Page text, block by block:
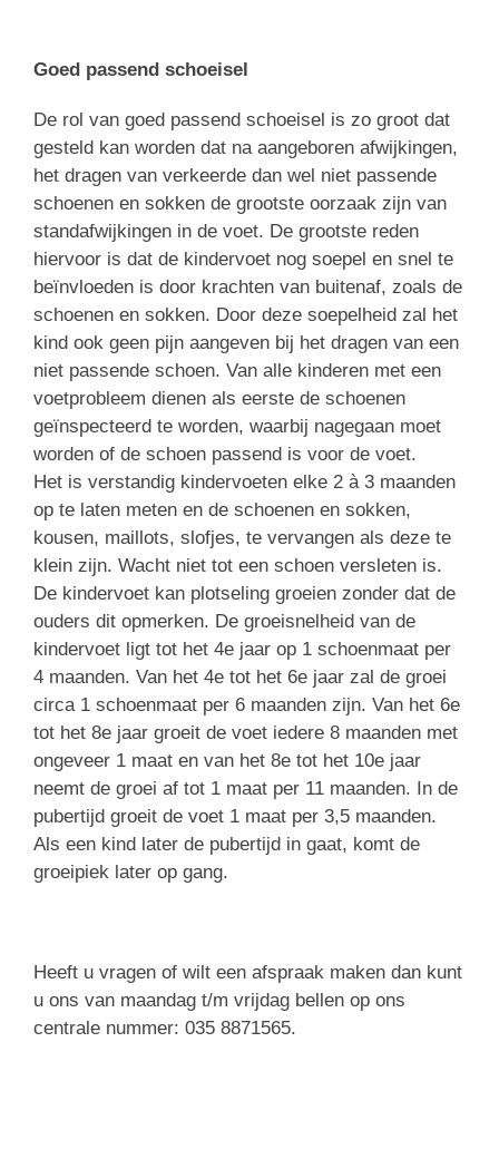
Goed passend schoeisel
De rol van goed passend schoeisel is zo groot dat
gesteld kan worden dat na aangeboren afwijkingen,
het dragen van verkeerde dan wel niet passende
schoenen en sokken de grootste oorzaak zijn van
standafwijkingen in de voet. De grootste reden
hiervoor is dat de kindervoet nog soepel en snel te
beïnvloeden is door krachten van buitenaf, zoals de
schoenen en sokken. Door deze soepelheid zal het
kind ook geen pijn aangeven bij het dragen van een
niet passende schoen. Van alle kinderen met een
voetprobleem dienen als eerste de schoenen
geïnspecteerd te worden, waarbij nagegaan moet
worden of de schoen passend is voor de voet.
Het is verstandig kindervoeten elke 2 à 3 maanden
op te laten meten en de schoenen en sokken,
kousen, maillots, slofjes, te vervangen als deze te
klein zijn. Wacht niet tot een schoen versleten is.
De kindervoet kan plotseling groeien zonder dat de
ouders dit opmerken. De groeisnelheid van de
kindervoet ligt tot het 4e jaar op 1 schoenmaat per
4 maanden. Van het 4e tot het 6e jaar zal de groei
circa 1 schoenmaat per 6 maanden zijn. Van het 6e
tot het 8e jaar groeit de voet iedere 8 maanden met
ongeveer 1 maat en van het 8e tot het 10e jaar
neemt de groei af tot 1 maat per 11 maanden. In de
pubertijd groeit de voet 1 maat per 3,5 maanden.
Als een kind later de pubertijd in gaat, komt de
groeipiek later op gang.
Heeft u vragen of wilt een afspraak maken dan kunt
u ons van maandag t/m vrijdag bellen op ons
centrale nummer: 035 8871565.